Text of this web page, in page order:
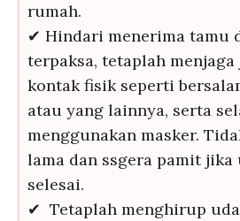
rumah.
✔ Hindari menerima tamu
terpaksa, tetaplah
kontak fisik seperti
atau yang lainnya, serta
menggunakan masker.
lama dan ssgera pamit
selesai.
✔ Tetaplah menghirup